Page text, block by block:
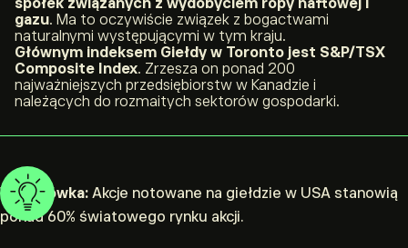
spółek związanych z wydobyciem ropy naftowej i
gazu. Ma to oczywiście związek z bogactwami
naturalnymi występującymi w tym kraju.
Głównym indeksem Giełdy w Toronto jest S&P/TSX
Composite Index. Zrzesza on ponad 200
najważniejszych przedsiębiorstw w Kanadzie i
należących do rozmaitych sektorów gospodarki.
Wskazówka: Akcje notowane na giełdzie w USA stanowią
ponad 60% światowego rynku akcji.